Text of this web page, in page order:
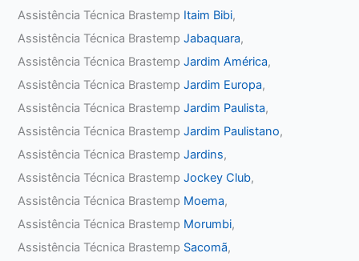
Assistência Técnica Brastemp Itaim Bibi,
Assistência Técnica BrastempJabaquara,
Assistência Técnica BrastempJardim América,
Assistência Técnica BrastempJardim Europa,
Assistência Técnica BrastempJardim Paulista,
Assistência Técnica BrastempJardim Paulistano,
Assistência Técnica BrastempJardins,
Assistência Técnica BrastempJockey Club,
Assistência Técnica Brastemp Moema,
Assistência Técnica Brastemp Morumbi,
Assistência Técnica Brastemp Sacomã,